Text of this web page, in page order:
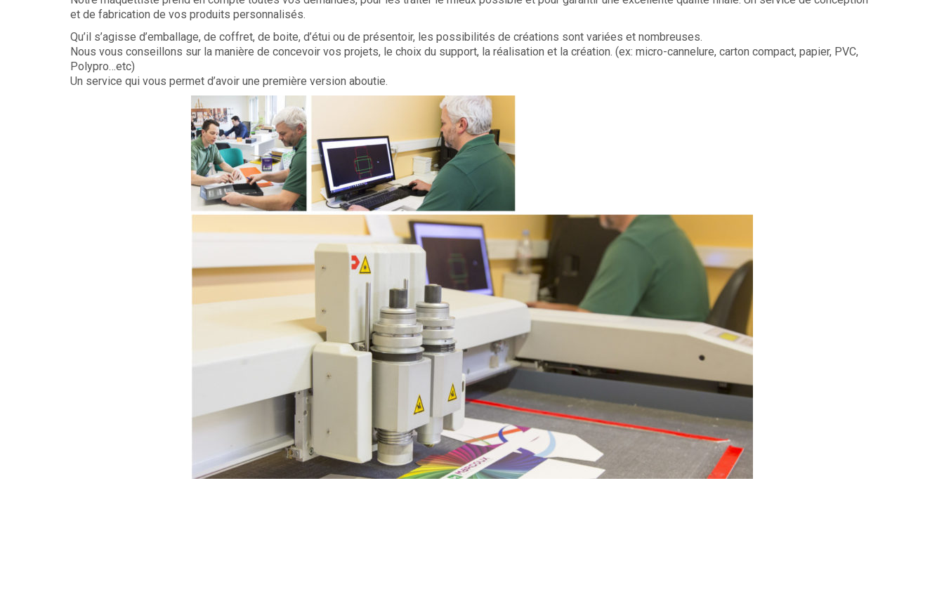
et de fabrication de vos produits personnalisés.
Qu’il s’agisse d’emballage, de coffret, de boite, d’étui ou de présentoir, les possibilités de créations sont variées et nombreuses.
Nous vous conseillons sur la manière de concevoir vos projets, le choix du support, la réalisation et la création. (ex: micro-cannelure, carton compact, papier, PVC,
Polypro…etc)
Un service qui vous permet d’avoir une première version aboutie.